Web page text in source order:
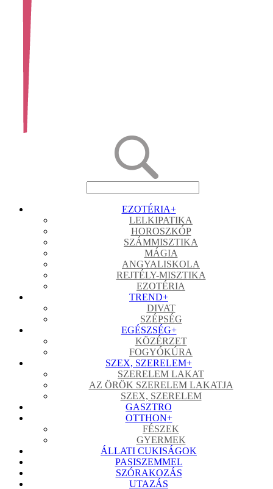
EZOTÉRIA+
LELKIPATIKA
HOROSZKÓP
SZÁMMISZTIKA
MÁGIA
ANGYALISKOLA
REJTÉLY-MISZTIKA
EZOTÉRIA
TREND+
DIVAT
SZÉPSÉG
EGÉSZSÉG+
KÖZÉRZET
FOGYÓKÚRA
SZEX, SZERELEM+
SZERELEM LAKAT
AZ ÖRÖK SZERELEM LAKATJA
SZEX, SZERELEM
GASZTRO
OTTHON+
FÉSZEK
GYERMEK
ÁLLATI CUKISÁGOK
PASISZEMMEL
SZÓRAKOZÁS
UTAZÁS